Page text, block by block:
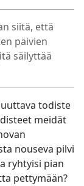
siitä, että
päivien
säilyttää
todiste
meidät
nouseva pilvi
ryhtyisi pian
pettymään?